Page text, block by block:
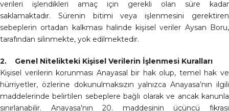
verileri işlendikleri amaç için gerekli olan süre kadar
saklamaktadır. Sürenin bitimi veya işlenmesini gerektiren
sebeplerin ortadan kalkması halinde kişisel veriler Aysan Boru,
tarafından silinmekte, yok edilmektedir.
2. Genel Nitelikteki Kişisel Verilerin İşlenmesi Kuralları
Kişisel verilerin korunması Anayasal bir hak olup, temel hak ve
hürriyetler, özlerine dokunulmaksızın yalnızca Anayasa’nın ilgili
maddelerinde belirtilen sebeplere bağlı olarak ve ancak kanunla
sınırlanabilir. Anayasa’nın 20. maddesinin üçüncü fıkrası